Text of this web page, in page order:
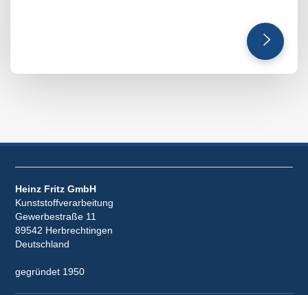
Heinz Fritz GmbH
Kunststoffverarbeitung
Gewerbestraße 11
89542 Herbrechtingen
Deutschland
gegründet 1950